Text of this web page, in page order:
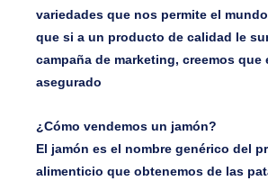
variedades que nos permite el
que si a un producto de calidad le
campaña de marketing, creemos que
asegurado
¿Cómo vendemos un jamón?
El jamón es el nombre genérico del
alimenticio que obtenemos de las